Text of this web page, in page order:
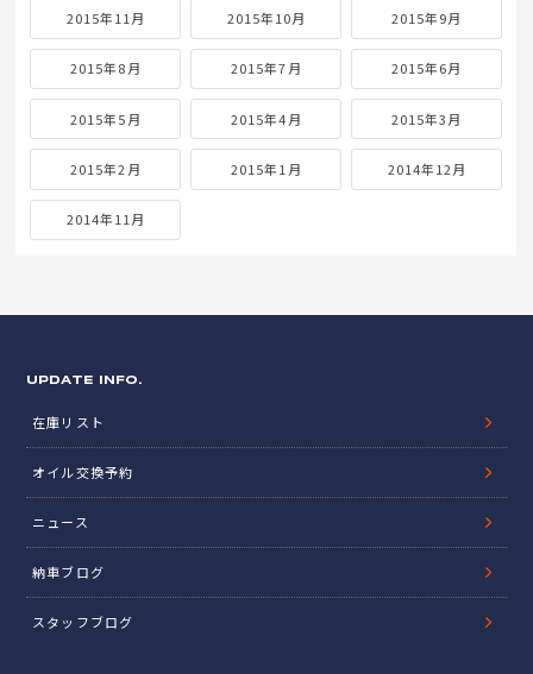
2015年11月 2015年10月 2015年9月
2015年8月 2015年7月 2015年6月
2015年5月 2015年4月 2015年3月
2015年2月 2015年1月 2014年12月
2014年11月
UPDATE INFO.
在庫リスト
オイル交換予約
ニュース
納車ブログ
スタッフブログ